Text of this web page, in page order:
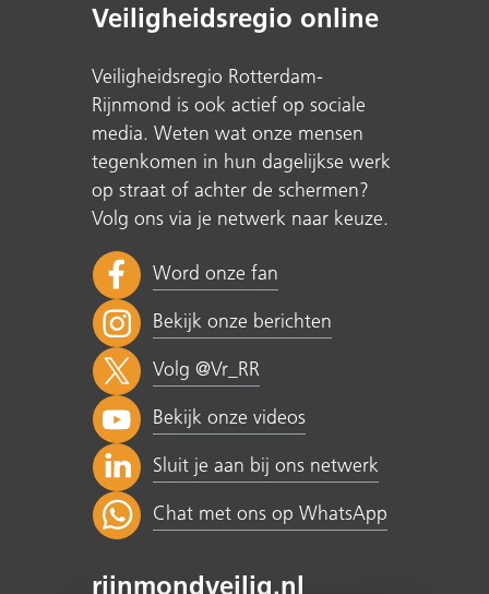
Veiligheidsregio online
Veiligheidsregio Rotterdam-
Rijnmond is ook actief op sociale
media. Weten wat onze mensen
tegenkomen in hun dagelijkse werk
op straat of achter de schermen?
Volg ons via je netwerk naar keuze.
Word onze fan
Bekijk onze berichten
Volg @Vr_RR
Bekijk onze videos
Sluit je aan bij ons netwerk
Chat met ons op WhatsApp
rijnmondveilig.nl